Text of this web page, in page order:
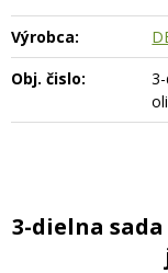
Výrobca:
Obj. čislo:
3-dielna